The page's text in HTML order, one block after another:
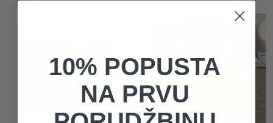
10% POPUSTA
NA PRVU